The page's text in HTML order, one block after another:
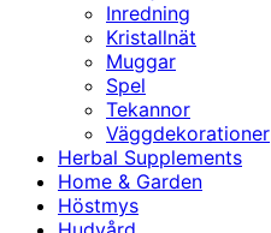
Inredning
Kristallnät
Muggar
Spel
Tekannor
Väggdekorationer
Herbal Supplements
Home & Garden
Höstmys